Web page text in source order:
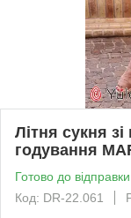
Літня сукня
годування
Готово до відправки
Код: DR-22.061